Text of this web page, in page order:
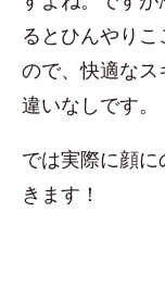
るとひんやり
ので、快適な
違いなしです。
では実際に顔
きます！